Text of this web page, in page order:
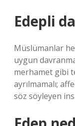
Edepli
Müslümanlar
uygun
merhamet gibi
ayrılmamalı;
söz söyleyen